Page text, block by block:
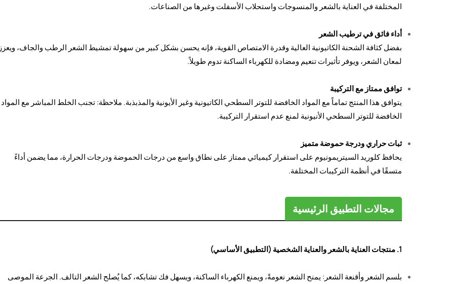
المختلفة في العناية بالشعر والمنسوجات واستحلاب الأسفلت وغيرها من الصناعات.
أداء فائق في ترطيب الشعر
بفضل كثافة الشحنة الكاتيونية العالية وقدرة الامتصاص القوية، فإنه يحسن بشكل كبير من سهولة تمشيط الشعر الرطب والجاف، ويعزز
لمعان الشعر، ويوفر تأثيرات تنعيم ومضادة للكهرباء الساكنة تدوم طويلاً.
توافق ممتاز مع التركيبة
يتوافق هذا المنتج تماماً مع المواد الخافضة للتوتر السطحي الكاتيونية وغير الأيونية والمذبذبة. ملاحظة: تجنب الخلط المباشر مع المواد
الخافضة للتوتر السطحي الأنيونية لمنع عدم استقرار التركيبة.
ثبات حراري ودرجة حموضة متميز
يحافظ كلوريد السيتريمونيوم على استقرار كيميائي ممتاز على نطاق واسع من درجات الحموضة ودرجات الحرارة، مما يضمن أداءً
متسقًا في أنظمة التركيبات المختلفة.
مجالات التطبيق الرئيسية
1. منتجات العناية بالشعر والعناية الشخصية (التطبيق الأساسي)
بلسم الشعر وأقنعة الشعر: يمنح الشعر نعومةً، ويمنع الكهرباء الساكنة، ويسهل فك تشابكه، كما يُصلح الشعر التالف. الجرعة الموصى